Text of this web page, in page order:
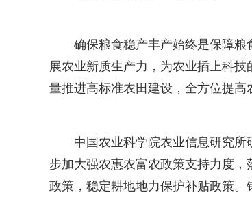
确保粮食稳产丰产始终是保障
展农业新质生产力，为农业插上科
量推进高标准农田建设，全方位提高
中国农业科学院农业信息研究
步加大强农惠农富农政策支持力度
政策，稳定耕地地力保护补贴政策